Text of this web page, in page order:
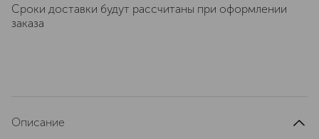
Сроки доставки будут рассчитаны при оформлении
заказа
Описание